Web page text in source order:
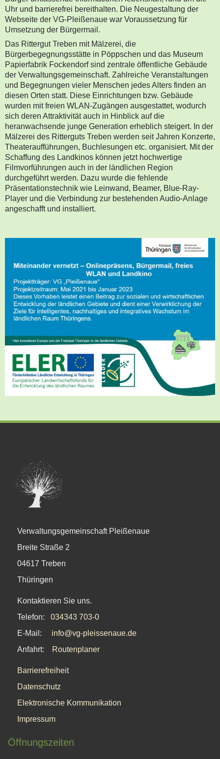
Uhr und barrierefrei bereithalten. Die Neugestaltung der
Webseite der VG-Pleißenaue war Voraussetzung für
Umsetzung der Bürgermail.
Das Rittergut Treben mit Mälzerei, die
Bürgerbegegnungsstätte in Pöppschen und das Museum
Papierfabrik Fockendorf sind zentrale öffentliche Gebäude
der Verwaltungsgemeinschaft. Zahlreiche Veranstaltungen
und Begegnungen vieler Menschen jedes Alters finden an
diesen Orten statt. Diese Einrichtungen bzw. Gebäude
wurden mit freien WLAN-Zugängen ausgestattet, wodurch
sich deren Attraktivität auch in Hinblick auf die
heranwachsende junge Generation erheblich steigert. In der
Mälzerei des Ritterguts Treben werden seit Jahren Konzerte,
Theateraufführungen, Buchlesungen etc. organisiert. Mit der
Schaffung des Landkinos können jetzt hochwertige
Filmvorführungen auch in der ländlichen Region
durchgeführt werden. Dazu wurde die fehlende
Präsentationstechnik wie Leinwand, Beamer, Blue-Ray-
Player und die Verbindung zur bestehenden Audio-Anlage
angeschafft und installiert.
Verwaltungsgemeinschaft Pleißenaue
Breite Straße 2
04617 Treben
Thüringen
Kontaktieren Sie uns.
Telefon: 034343 703-0
E-Mail: info@vg-pleissenaue.de
Anfahrt:
Routenplaner
Barrierefreiheit
Datenschutz
Elektronische Kommunikation
Impressum
Öffnungszeiten